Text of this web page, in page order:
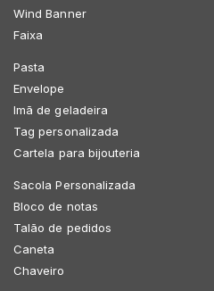
Wind Banner
Faixa
Pasta
Envelope
Imã de geladeira
Tag personalizada
Cartela para bijouteria
Sacola Personalizada
Bloco de notas
Talão de pedidos
Caneta
Chaveiro